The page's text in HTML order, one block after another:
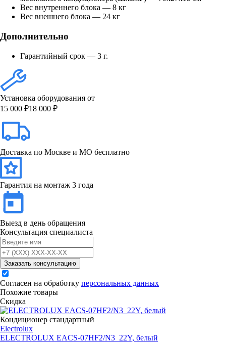
Вес внутреннего блока — 8 кг
Вес внешнего блока — 24 кг
Дополнительно
Гарантийный срок — 3 г.
Установка оборудования от
15 000 ₽18 000 ₽
Доставка по Москве и МО бесплатно
Гарантия на монтаж 3 года
Выезд в день обращения
Консультация специалиста
Заказать консультацию
Согласен на обработку персональных данных
Похожие товары
Скидка
Кондиционер стандартный
Electrolux
ELECTROLUX EACS-07HF2/N3_22Y, белый